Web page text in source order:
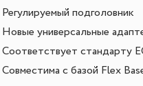
Регулируемый подголовник
Новые универсальные
Соответствует стандарту
Совместима с базой Flex